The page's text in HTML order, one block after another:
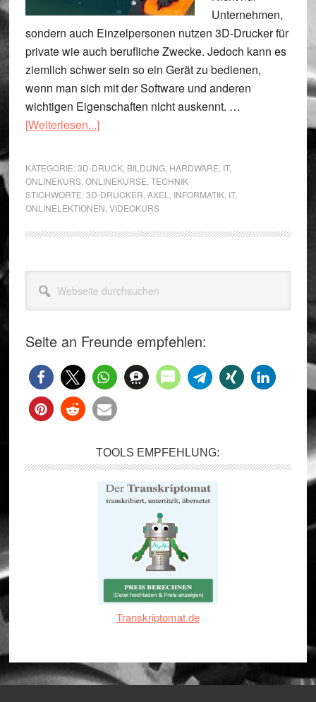
Unternehmen,
sondern auch Einzelpersonen nutzen 3D-Drucker für
private wie auch berufliche Zwecke. Jedoch kann es
ziemlich schwer sein so ein Gerät zu bedienen,
wenn man sich mit der Software und anderen
wichtigen Eigenschaften nicht auskennt. …
[Weiterlesen...]ÜberDer
Druck
Kurs
für
Anfänger
KATEGORIE:3D-DRUCK, BILDUNG, HARDWARE IT,
ONLINEKURS, ONLINEKURSE TECHNIK
STICHWORTE:3D-DRUCKER AXEL INFORMATIK, IT,
ONLINELEKTIONEN VIDEOKURS
Seitenspalte
durchsuchen
Seite an Freunde empfehlen:
TOOLS EMPFEHLUNG:
Transkriptomat.de